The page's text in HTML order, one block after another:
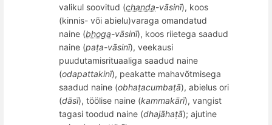
valikul soovitud (chanda-vāsinī), koos
(kinnis- või abielu)varaga omandatud
naine (bhoga-vāsinī), koos riietega saadud
naine (paṭa-vāsinī), veekausi
puudutamisrituaaliga saadud naine
(odapattakinī), peakatte mahavõtmisega
saadud naine (obhaṭacumbaṭā), abielus ori
(dāsī), töölise naine (kammakārī), vangist
tagasi toodud naine (dhajāhaṭā);ajutine